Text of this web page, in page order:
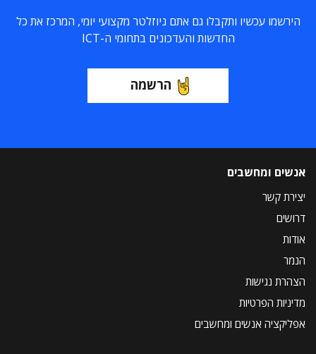
הירשמו עכשיו ותקבלו גם אתם ניוזלטר מקצועי יומי, המרכז את כל
החדשות והעדכונים בתחומי ה-ICT
הרשמה
אנשים ומחשבים
יצירת קשר
דרושים
אודות
הנמר
הצהרת נגישות
מדיניות הפרטיות
אפליקציה אנשים ומחשבים